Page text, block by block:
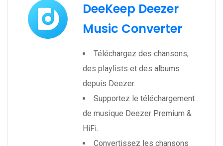
DeeKeep Deezer
Music Converter
Téléchargez des chansons,
des playlists et des albums
depuis Deezer.
Supportez le téléchargement
de musique Deezer Premium &
HiFi.
Convertissez les chansons